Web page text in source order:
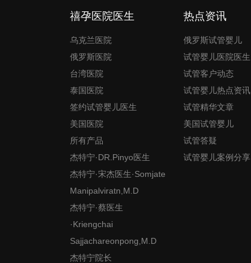
禧孕医院医生
乌克兰医院
俄罗斯医院
台湾医院
泰国医院
签约试管婴儿医生
美国医院
所有产品
杰特宁·DR.Pinyo医生
杰特宁·宋杰医生·Somjate
Manipalviratn,M.D
杰特宁·蔡医生
·Kriengchai
Sajjachareonpong,M.D
杰特宁院长
热点资讯
俄罗斯试管婴儿
试管婴儿医院医生
试管客户动态
试管婴儿热点资讯
试管精华文章
美国试管婴儿
试管答疑
试管婴儿案例分享